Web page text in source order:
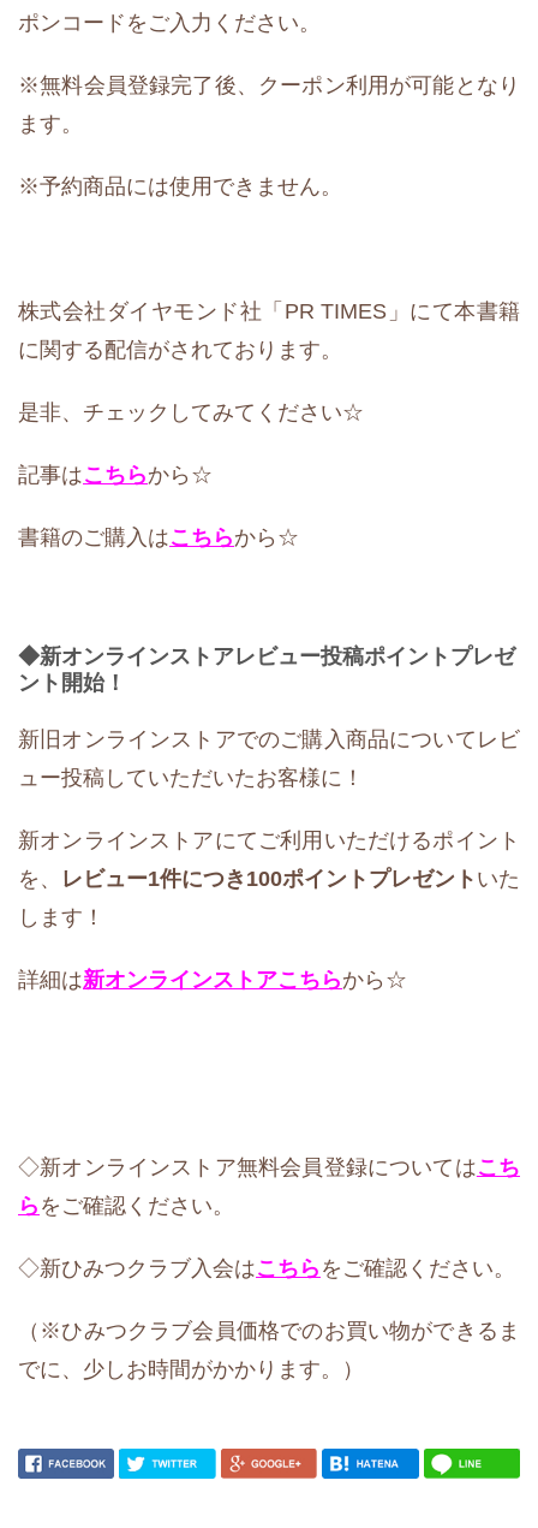
ポンコードをご入力ください。
※無料会員登録完了後、クーポン利用が可能となり
ます。
※予約商品には使用できません。
株式会社ダイヤモンド社「PR TIMES」にて本書籍
に関する配信がされております。
是非、チェックしてみてください☆
記事はこちらから☆
書籍のご購入はこちらから☆
◆新オンラインストアレビュー投稿ポイントプレゼ
ント開始！
新旧オンラインストアでのご購入商品についてレビ
ュー投稿していただいたお客様に！
新オンラインストアにてご利用いただけるポイント
を、 レビュー1件につき100ポイントプレゼント いた
します！
詳細は新オンラインストアこちらから☆
◇新オンラインストア無料会員登録についてはこち
ら をご確認ください。
◇新ひみつクラブ入会はこちら をご確認ください。
（※ひみつクラブ会員価格でのお買い物ができるま
でに、少しお時間がかかります。）